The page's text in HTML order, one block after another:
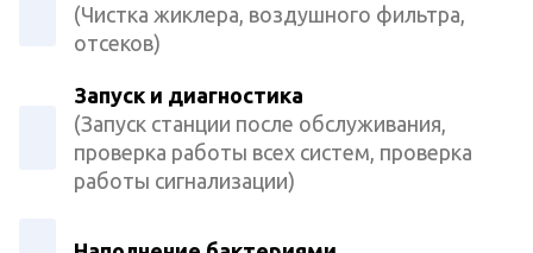
(Чистка жиклера, воздушного фильтра,
отсеков)
Запуск и диагностика
(Запуск станции после обслуживания,
проверка работы всех систем, проверка
работы сигнализации)